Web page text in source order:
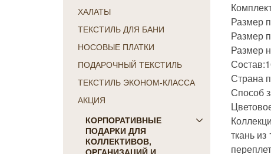
ХАЛАТЫ
ТЕКСТИЛЬ ДЛЯ БАНИ
НОСОВЫЕ ПЛАТКИ
ПОДАРОЧНЫЙ ТЕКСТИЛЬ
ТЕКСТИЛЬ ЭКОНОМ-КЛАССА
АКЦИЯ
КОРПОРАТИВНЫЕ
ПОДАРКИ ДЛЯ
КОЛЛЕКТИВОВ,
Размер
Размер
Размер
Страна
Способ
ткань